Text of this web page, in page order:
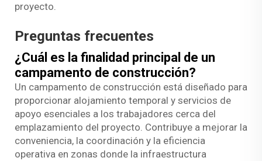
proyecto.
Preguntas frecuentes
¿Cuál es la finalidad principal de un
campamento de construcción?
Un campamento de construcción está diseñado para
proporcionar alojamiento temporal y servicios de
apoyo esenciales a los trabajadores cerca del
emplazamiento del proyecto. Contribuye a mejorar la
conveniencia, la coordinación y la eficiencia
operativa en zonas donde la infraestructura